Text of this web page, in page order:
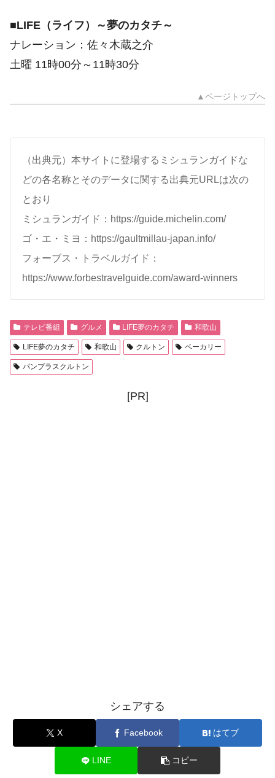
■LIFE（ライフ）～夢のカタチ～
ナレーション：佐々木蔵之介
土曜 11時00分～11時30分
▲ページトップへ
（出典元）本サイトに登場するミシュランガイドな
どの各名称とそのデータに関する出典元URLは次の
とおり
ミシュランガイド：https://guide.michelin.com/
ゴ・エ・ミヨ：https://gaultmillau-japan.info/
フォーブス・トラベルガイド：
https://www.forbestravelguide.com/award-winners
テレビ番組 グルメ LIFE夢のカタチ 和歌山
LIFE夢のカタチ 和歌山 クルトン ベーカリー
パンプラスクルトン
[PR]
シェアする
X Facebook はてブ
LINE コピー